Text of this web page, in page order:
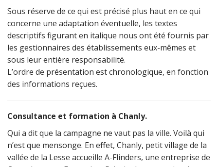
Sous réserve de ce qui est précisé plus haut en ce qui
concerne une adaptation éventuelle, les textes
descriptifs figurant en italique nous ont été fournis par
les gestionnaires des établissements eux-mêmes et
sous leur entière responsabilité.
L’ordre de présentation est chronologique, en fonction
des informations reçues.
Consultance et formation à Chanly.
Qui a dit que la campagne ne vaut pas la ville. Voilà qui
n’est que mensonge. En effet, Chanly, petit village de la
vallée de la Lesse accueille A-Flinders, une entreprise de